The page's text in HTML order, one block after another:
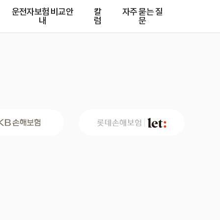
운전자보험 비교안
내
칼
럼
자주 묻는 질
문